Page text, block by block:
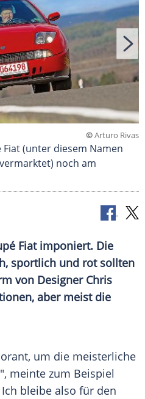
©Arturo Rivas
(unter diesem Namen
noch am
Fiat imponiert. Die
sportlich und rot sollten
von Designer Chris
aber meist die
um die meisterliche
meinte zum Beispiel
bleibe also für den